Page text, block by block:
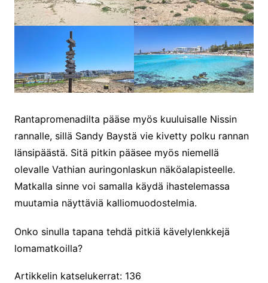
Rantapromenadilta pääse myös kuuluisalle Nissin
rannalle, sillä Sandy Baystä vie kivetty polku rannan
länsipäästä. Sitä pitkin pääsee myös niemellä
olevalle Vathian auringonlaskun näköalapisteelle.
Matkalla sinne voi samalla käydä ihastelemassa
muutamia näyttäviä kalliomuodostelmia.
Onko sinulla tapana tehdä pitkiä kävelylenkkejä
lomamatkoilla?
Artikkelin katselukerrat: 136